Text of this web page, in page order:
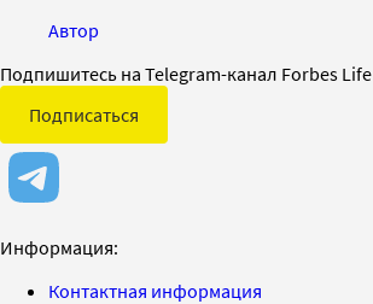
Автор
Подпишитесь на Telegram-канал Forbes Life
Подписаться
Информация:
Контактная информация